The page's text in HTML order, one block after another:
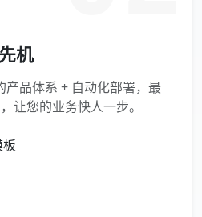
机
产品体系 + 自动化部署，最
让您的业务快人一步。